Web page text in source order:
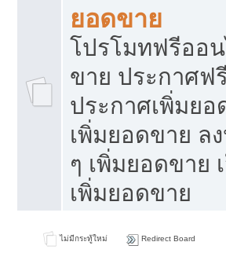
ยอดขาย
โปรโมทฟรีออ
ขาย ประกาศฟ
ประกาศเพิ่มย
เพิ่มยอดขาย ล
ๆ เพิ่มยอดขาย
เพิ่มยอดขาย
ไม่มีกระทู้ใหม่ Redirect Board